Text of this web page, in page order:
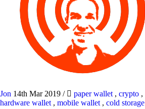
Jon 14th Mar 2019 / paper wallet , crypto ,
hardware wallet , mobile wallet , cold storage